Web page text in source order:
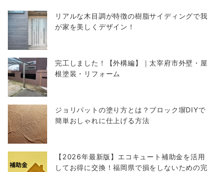
リアルな木目調が特徴の樹脂サイディングで我
が家を美しくデザイン！
完工しました！【外構編】｜太宰府市外壁・屋
根塗装・リフォーム
ジョリパットの塗り方とは？ブロック塀DIYで
簡単おしゃれに仕上げる方法
【2026年最新版】エコキュート補助金を活用
してお得に交換！福岡県で損をしないための完